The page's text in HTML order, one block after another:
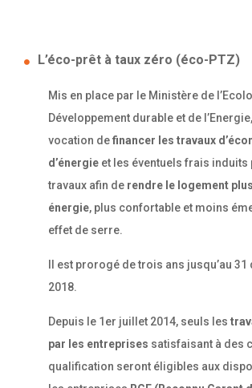
L’éco-prêt à taux zéro (éco-PTZ)
Mis en place par le Ministère de
Développement durable et de
vocation definancer les travaux
d’énergie et les éventuels frais induits
travaux afin de rendre le logement
énergie, plus confortable et moins
effet de serre.
Il est prorogé de trois ans jusqu’au
2018.
Depuis le 1er juillet 2014, seuls les
par les entreprises satisfaisant à des
qualification seront éligibles aux